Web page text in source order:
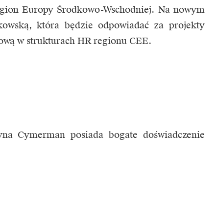
Europy Środkowo-Wschodniej. Na nowym
która będzie odpowiadać za projekty
w strukturach HR regionu CEE.
Cymerman posiada bogate doświadczenie